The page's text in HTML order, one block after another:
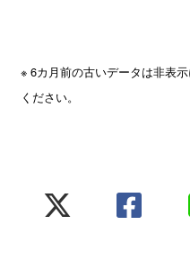
※ 6カ月前の古いデータは非表
ください。